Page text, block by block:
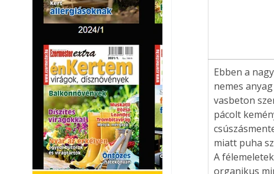
Ebben a
nemes
vasbeton
pácolt
miatt puha
A
organikus